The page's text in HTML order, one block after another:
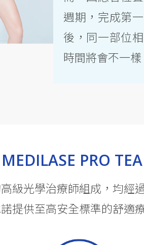
週期，完成第
後，同一部位
時間將會不一
MEDILASE PRO
級光學治療師組成，均經
提供至高安全標準的舒適